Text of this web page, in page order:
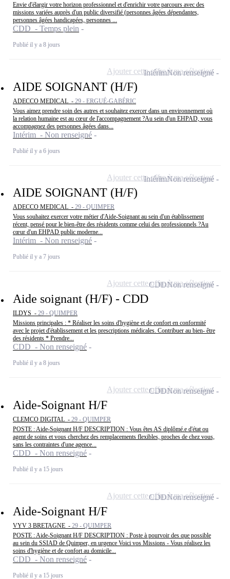
Envie d'élargir votre horizon professionnel et d'enrichir votre parcours avec des
missions variées auprès d'un public diversifié (personnes âgées dépendantes,
personnes âgées handicapées, personnes ...
CDD - Temps plein
Publié il y a 8 jours
AIDE SOIGNANT (H/F)
ADECCO MEDICAL - 29 - ERGUÉ-GABÉRIC
Vous aimez prendre soin des autres et souhaitez exercer dans un environnement où
la relation humaine est au cœur de l'accompagnement ?Au sein d'un EHPAD, vous
accompagnez des personnes âgées dans...
Intérim - Non renseigné
Publié il y a 6 jours
IntérimNon renseigné
Ajouter cette offre à ma sélection
AIDE SOIGNANT (H/F)
ADECCO MEDICAL - 29 - QUIMPER
Vous souhaitez exercer votre métier d'Aide-Soignant au sein d'un établissement
récent, pensé pour le bien-être des résidents comme celui des professionnels ?Au
cœur d'un EHPAD public moderne...
Intérim - Non renseigné
Publié il y a 7 jours
IntérimNon renseigné
Ajouter cette offre à ma sélection
Aide soignant (H/F) - CDD
ILDYS - 29 - QUIMPER
Missions principales : * Réaliser les soins d'hygiène et de confort en conformité
avec le projet d'établissement et les prescriptions médicales. Contribuer au bien- être
des résidents * Prendre...
CDD - Non renseigné
Publié il y a 8 jours
CDDNon renseigné
Ajouter cette offre à ma sélection
Aide-Soignant H/F
CLEMCO DIGITAL - 29 - QUIMPER
POSTE : Aide-Soignant H/F DESCRIPTION : Vous êtes AS diplômé.e d'état ou
agent de soins et vous cherchez des remplacements flexibles, proches de chez vous,
sans les contraintes d'une agence...
CDD - Non renseigné
Publié il y a 15 jours
CDDNon renseigné
Ajouter cette offre à ma sélection
Aide-Soignant H/F
VYV 3 BRETAGNE - 29 - QUIMPER
POSTE : Aide-Soignant H/F DESCRIPTION : Poste à pourvoir des que possible
au sein du SSIAD de Quimper, en urgence Voici vos Missions - Vous réalisez les
soins d'hygiène et de confort au domicile...
CDD - Non renseigné
Publié il y a 15 jours
CDDNon renseigné
Ajouter cette offre à ma sélection